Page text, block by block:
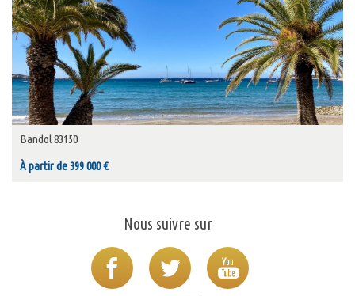
Bandol 83150
À partir de 399 000 €
Nous suivre sur